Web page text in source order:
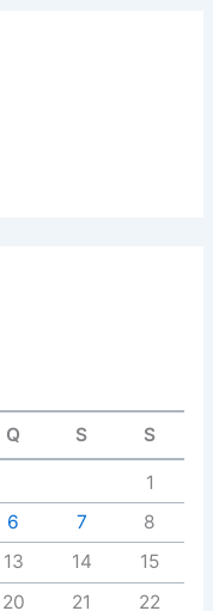
Q S S
1
6 7
8
13 14
15
20 21
22